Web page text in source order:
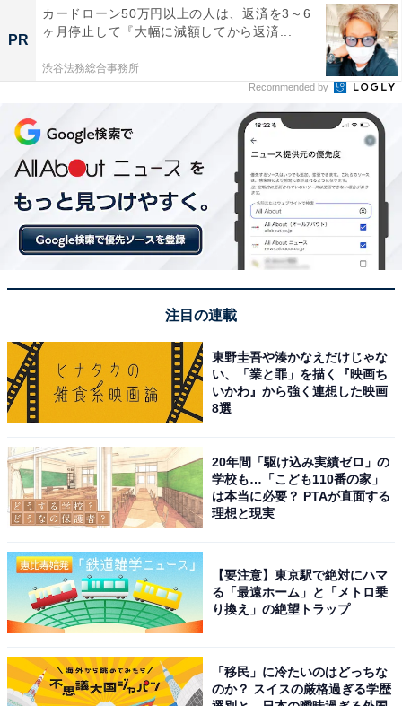
PR
カードローン50万円以上の人は、返済を3～6
ヶ月停止して『大幅に減額してから返済...
渋谷法務総合事務所
Recommended by
注目の連載
東野圭吾や湊かなえだけじゃな
い、「業と罪」を描く『映画ち
いかわ』から強く連想した映画
8選
20年間「駆け込み実績ゼロ」の
学校も…「こども110番の家」
は本当に必要？ PTAが直面する
理想と現実
【要注意】東京駅で絶対にハマ
る「最遠ホーム」と「メトロ乗
り換え」の絶望トラップ
「移民」に冷たいのはどっちな
のか？ スイスの厳格過ぎる学歴